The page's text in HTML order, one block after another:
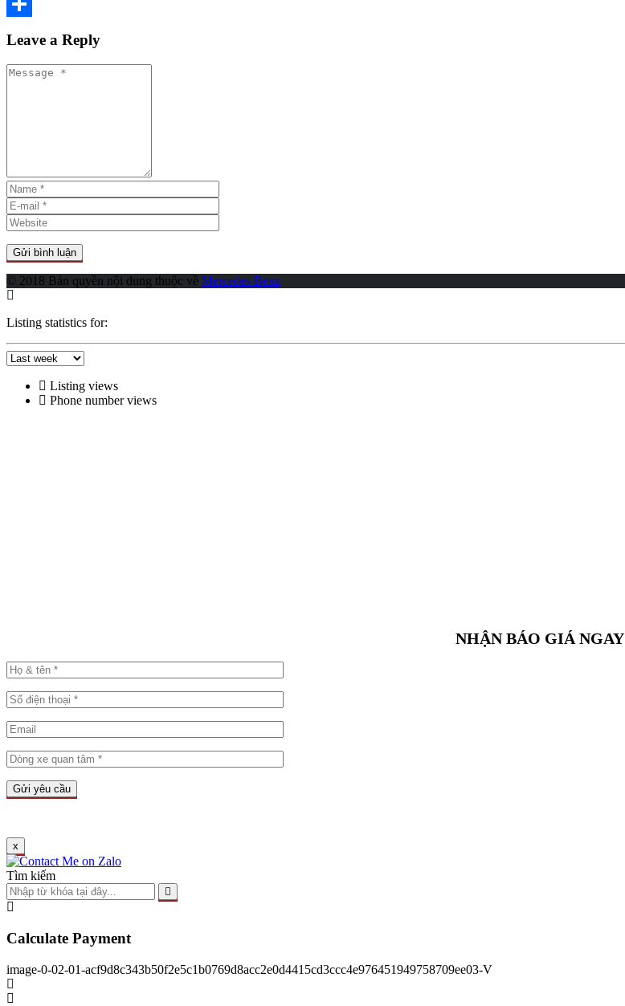
Copy
Leave a Reply
© 2018 Bản quyền nội dung thuộc về Mercedes Benz
Listing statistics for:
Listing views
Phone number views
NHẬN BÁO GIÁ NGAY
x
Tìm kiếm
Calculate Payment
image-0-02-01-acf9d8c343b50f2e5c1b0769d8acc2e0d4415cd3ccc4e976451949758709ee03-V